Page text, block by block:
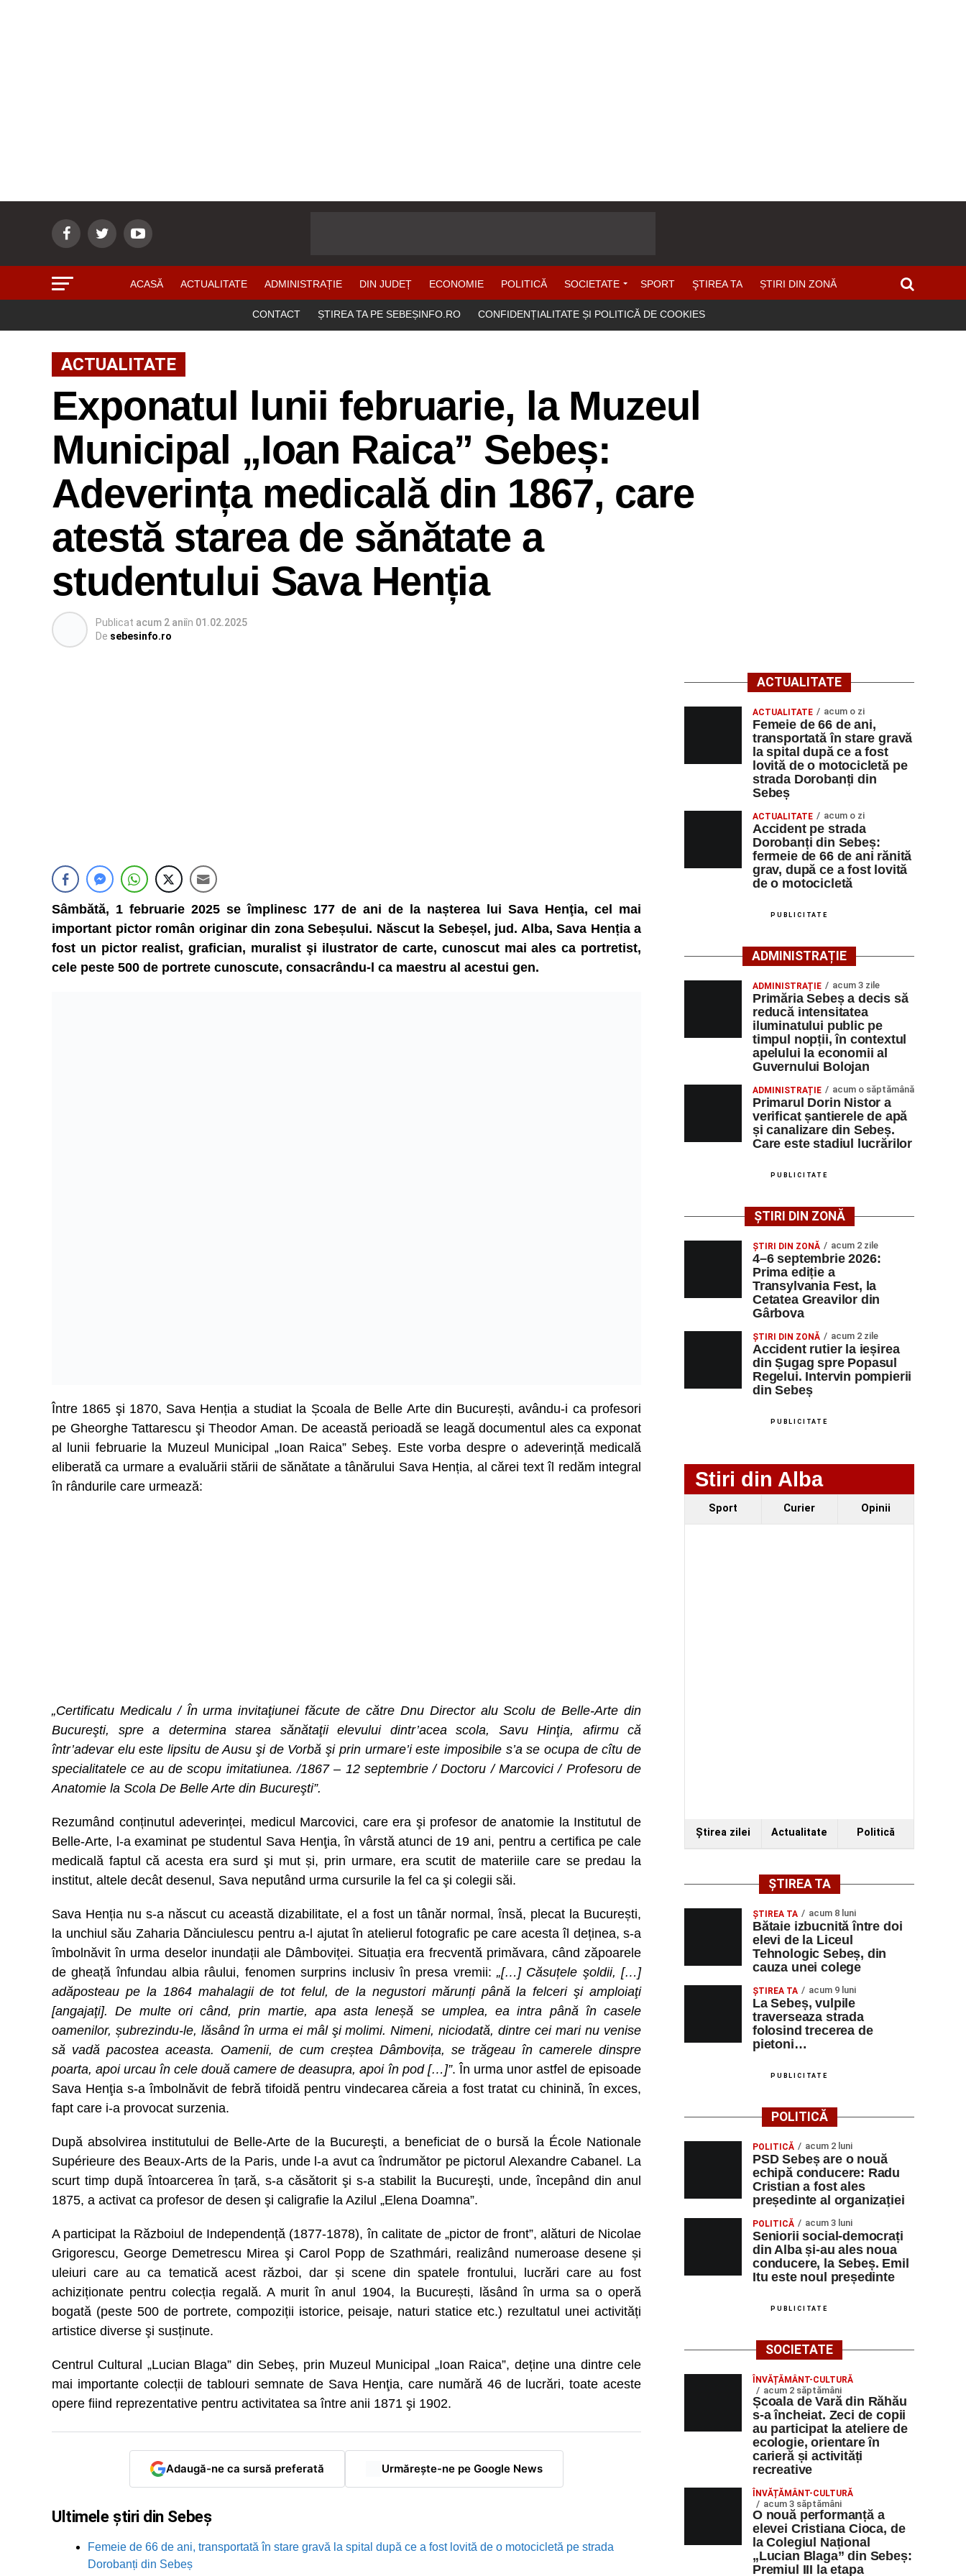
ACASĂ ACTUALITATE ADMINISTRAȚIE DIN JUDEȚ ECONOMIE POLITICĂ SOCIETATE SPORT ŞTIREA TA ȘTIRI DIN ZONĂ
CONTACT ȘTIREA TA PE SEBEȘINFO.RO CONFIDENȚIALITATE ȘI POLITICĂ DE COOKIES
ACTUALITATE
Exponatul lunii februarie, la Muzeul
Municipal „Ioan Raica” Sebeș:
Adeverința medicală din 1867, care
atestă starea de sănătate a
studentului Sava Henția
Publicat acum 2 aniîn 01.02.2025
De sebesinfo.ro
Sâmbătă, 1 februarie 2025 se împlinesc 177 de ani de la nașterea lui Sava Henţia, cel mai
important pictor român originar din zona Sebeșului. Născut la Sebeșel, jud. Alba, Sava Henția a
fost un pictor realist, grafician, muralist şi ilustrator de carte, cunoscut mai ales ca portretist,
cele peste 500 de portrete cunoscute, consacrându-l ca maestru al acestui gen.
Între 1865 şi 1870, Sava Henția a studiat la Școala de Belle Arte din București, avându-i ca profesori
pe Gheorghe Tattarescu şi Theodor Aman. De această perioadă se leagă documentul ales ca exponat
al lunii februarie la Muzeul Municipal „Ioan Raica” Sebeş. Este vorba despre o adeverință medicală
eliberată ca urmare a evaluării stării de sănătate a tânărului Sava Henția, al cărei text îl redăm integral
în rândurile care urmează:
„Certificatu Medicalu / În urma invitaţiunei făcute de către Dnu Director alu Scolu de Belle-Arte din
Bucureşti, spre a determina starea sănătaţii elevului dintr’acea scola, Savu Hinţia, afirmu că
într’adevar elu este lipsitu de Ausu şi de Vorbă şi prin urmare’i este imposibile s’a se ocupa de cîtu de
specialitatele ce au de scopu imitatiunea. /1867 – 12 septembrie / Doctoru / Marcovici / Profesoru de
Anatomie la Scola De Belle Arte din Bucureşti”.
Rezumând conținutul adeverinței, medicul Marcovici, care era şi profesor de anatomie la Institutul de
Belle-Arte, l-a examinat pe studentul Sava Henţia, în vârstă atunci de 19 ani, pentru a certifica pe cale
medicală faptul că acesta era surd şi mut și, prin urmare, era scutit de materiile care se predau la
institut, altele decât desenul, Sava neputând urma cursurile la fel ca şi colegii săi.
Sava Henția nu s-a născut cu această dizabilitate, el a fost un tânăr normal, însă, plecat la București,
la unchiul său Zaharia Dănciulescu pentru a-l ajutat în atelierul fotografic pe care acesta îl deținea, s-a
îmbolnăvit în urma deselor inundații ale Dâmboviței. Situația era frecventă primăvara, când zăpoarele
de gheață înfundau albia râului, fenomen surprins inclusiv în presa vremii: „[…] Căsuțele şoldii, […]
adăposteau pe la 1864 mahalagii de tot felul, de la negustori mărunți până la felceri şi amploiaţi
[angajaţi]. De multe ori când, prin martie, apa asta leneșă se umplea, ea intra până în casele
oamenilor, șubrezindu-le, lăsând în urma ei mâl şi molimi. Nimeni, niciodată, dintre cei mari nu venise
să vadă pacostea aceasta. Oamenii, de cum creștea Dâmbovița, se trăgeau în camerele dinspre
poarta, apoi urcau în cele două camere de deasupra, apoi în pod […]”. În urma unor astfel de episoade
Sava Henţia s-a îmbolnăvit de febră tifoidă pentru vindecarea căreia a fost tratat cu chinină, în exces,
fapt care i-a provocat surzenia.
După absolvirea institutului de Belle-Arte de la Bucureşti, a beneficiat de o bursă la École Nationale
Supérieure des Beaux-Arts de la Paris, unde l-a avut ca îndrumător pe pictorul Alexandre Cabanel. La
scurt timp după întoarcerea în țară, s-a căsătorit şi s-a stabilit la Bucureşti, unde, începând din anul
1875, a activat ca profesor de desen şi caligrafie la Azilul „Elena Doamna”.
A participat la Războiul de Independență (1877-1878), în calitate de „pictor de front”, alături de Nicolae
Grigorescu, George Demetrescu Mirea şi Carol Popp de Szathmári, realizând numeroase desene și
uleiuri care au ca tematică acest război, dar și scene din spatele frontului, lucrări care au fost
achiziționate pentru colecția regală. A murit în anul 1904, la București, lăsând în urma sa o operă
bogată (peste 500 de portrete, compoziții istorice, peisaje, naturi statice etc.) rezultatul unei activități
artistice diverse şi susținute.
Centrul Cultural „Lucian Blaga” din Sebeș, prin Muzeul Municipal „Ioan Raica”, deține una dintre cele
mai importante colecții de tablouri semnate de Sava Henţia, care numără 46 de lucrări, toate aceste
opere fiind reprezentative pentru activitatea sa între anii 1871 şi 1902.
Adaugă-ne ca sursă preferată Urmărește-ne pe Google News
Ultimele știri din Sebeș
Femeie de 66 de ani, transportată în stare gravă la spital după ce a fost lovită de o motocicletă pe strada
Dorobanți din Sebeș
ACTUALITATE
ACTUALITATE acum o zi
Femeie de 66 de ani,
transportată în stare gravă
la spital după ce a fost
lovită de o motocicletă pe
strada Dorobanți din
Sebeș
ACTUALITATE acum o zi
Accident pe strada
Dorobanți din Sebeș:
fermeie de 66 de ani rănită
grav, după ce a fost lovită
de o motocicletă
PUBLICITATE
ADMINISTRAȚIE
ADMINISTRAȚIE acum 3 zile
Primăria Sebeș a decis să
reducă intensitatea
iluminatului public pe
timpul nopții, în contextul
apelului la economii al
Guvernului Bolojan
ADMINISTRAȚIE acum o săptămână
Primarul Dorin Nistor a
verificat șantierele de apă
și canalizare din Sebeș.
Care este stadiul lucrărilor
PUBLICITATE
ȘTIRI DIN ZONĂ
ȘTIRI DIN ZONĂ acum 2 zile
4–6 septembrie 2026:
Prima ediție a
Transylvania Fest, la
Cetatea Greavilor din
Gârbova
ȘTIRI DIN ZONĂ acum 2 zile
Accident rutier la ieșirea
din Șugag spre Popasul
Regelui. Intervin pompierii
din Sebeș
PUBLICITATE
Stiri din Alba
Sport Curier Opinii
Ştirea zilei Actualitate Politică
ȘTIREA TA
ŞTIREA TA acum 8 luni
Bătaie izbucnită între doi
elevi de la Liceul
Tehnologic Sebeș, din
cauza unei colege
ŞTIREA TA acum 9 luni
La Sebeș, vulpile
traverseaza strada
folosind trecerea de
pietoni…
PUBLICITATE
POLITICĂ
POLITICĂ acum 2 luni
PSD Sebeș are o nouă
echipă conducere: Radu
Cristian a fost ales
președinte al organizației
POLITICĂ acum 3 luni
Seniorii social-democrați
din Alba și-au ales noua
conducere, la Sebeș. Emil
Itu este noul președinte
PUBLICITATE
SOCIETATE
ÎNVĂȚĂMÂNT-CULTURĂ
acum 2 săptămâni
Școala de Vară din Răhău
s-a încheiat. Zeci de copii
au participat la ateliere de
ecologie, orientare în
carieră și activități
recreative
ÎNVĂȚĂMÂNT-CULTURĂ
acum 3 săptămâni
O nouă performanță a
elevei Cristiana Cioca, de
la Colegiul Național
„Lucian Blaga” din Sebeș:
Premiul III la etapa